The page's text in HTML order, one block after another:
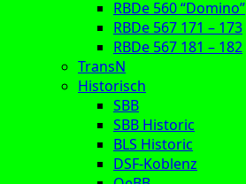
RBDe 560 “Domino”
RBDe 567 171 – 173
RBDe 567 181 – 182
TransN
Historisch
SBB
SBB Historic
BLS Historic
DSF-Koblenz